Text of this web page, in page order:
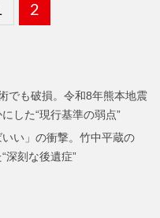
,
固
ー
ジ
2
でも破損。令和8年熊本地震
した“現行基準の弱点”
いい」の衝撃。竹中平蔵の
深刻な後遺症”